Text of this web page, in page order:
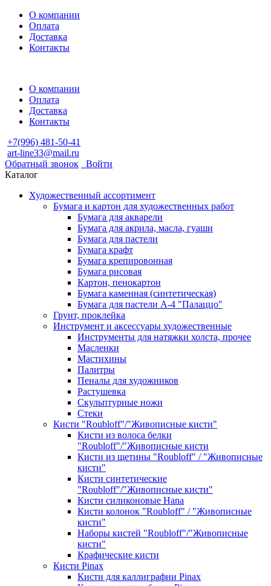
О компании
Оплата
Доставка
Контакты
О компании
Оплата
Доставка
Контакты
+7(996) 481-50-41
art-line33@mail.ru
Обратный звонок
Войти
Каталог
Художественный ассортимент
Бумага и картон для художественных работ
Бумага для акварели
Бумага для акрила, масла, гуаши
Бумага для пастели
Бумага крафт
Бумага крепировонная
Бумага рисовая
Картон, пенокартон
Бумага каменная (синтетическая)
Бумага для пастели А-4 "Палаццо"
Грунт, проклейка
Инструмент и аксессуары художественные
Инструменты для натяжки холста, прочее
Масленки
Мастихины
Палитры
Пеналы для художников
Растушевка
Скульптурные ножи
Стеки
Кисти "Roubloff"/"Живописные кисти"
Кисти из волоса белки
"Roubloff"/"Живописные кисти
Кисти из щетины "Roubloff" / "Живописные
кисти"
Кисти синтетические
"Roubloff"/"Живописные кисти"
Кисти силиконовые Hana
Кисти колонок "Roubloff" / "Живописные
кисти"
Наборы кистей "Roubloff"/"Живописные
кисти"
Крафические кисти
Кисти Pinax
Кисти для каллиграфии Pinax